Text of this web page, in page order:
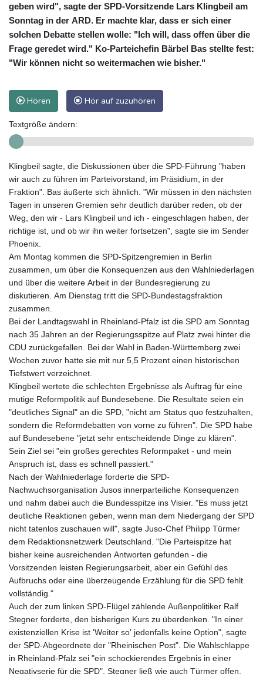
geben wird", sagte der SPD-Vorsitzende Lars Klingbeil am
Sonntag in der ARD. Er machte klar, dass er sich einer
solchen Debatte stellen wolle: "Ich will, dass offen über die
Frage geredet wird." Ko-Parteichefin Bärbel Bas stellte fest:
"Wir können nicht so weitermachen wie bisher."
Hören Hör auf zuzuhören
Textgröße ändern:
Klingbeil sagte, die Diskussionen über die SPD-Führung "haben
wir auch zu führen im Parteivorstand, im Präsidium, in der
Fraktion". Bas äußerte sich ähnlich. "Wir müssen in den nächsten
Tagen in unseren Gremien sehr deutlich darüber reden, ob der
Weg, den wir - Lars Klingbeil und ich - eingeschlagen haben, der
richtige ist, und ob wir ihn weiter fortsetzen", sagte sie im Sender
Phoenix.
Am Montag kommen die SPD-Spitzengremien in Berlin
zusammen, um über die Konsequenzen aus den Wahlniederlagen
und über die weitere Arbeit in der Bundesregierung zu
diskutieren. Am Dienstag tritt die SPD-Bundestagsfraktion
zusammen.
Bei der Landtagswahl in Rheinland-Pfalz ist die SPD am Sonntag
nach 35 Jahren an der Regierungsspitze auf Platz zwei hinter die
CDU zurückgefallen. Bei der Wahl in Baden-Württemberg zwei
Wochen zuvor hatte sie mit nur 5,5 Prozent einen historischen
Tiefstwert verzeichnet.
Klingbeil wertete die schlechten Ergebnisse als Auftrag für eine
mutige Reformpolitik auf Bundesebene. Die Resultate seien ein
"deutliches Signal" an die SPD, "nicht am Status quo festzuhalten,
sondern die Reformdebatten von vorne zu führen". Die SPD habe
auf Bundesebene "jetzt sehr entscheidende Dinge zu klären".
Sein Ziel sei "ein großes gerechtes Reformpaket - und mein
Anspruch ist, dass es schnell passiert."
Nach der Wahlniederlage forderte die SPD-
Nachwuchsorganisation Jusos innerparteiliche Konsequenzen
und nahm dabei auch die Bundesspitze ins Visier. "Es muss jetzt
deutliche Reaktionen geben, wenn man dem Niedergang der SPD
nicht tatenlos zuschauen will", sagte Juso-Chef Philipp Türmer
dem Redaktionsnetzwerk Deutschland. "Die Parteispitze hat
bisher keine ausreichenden Antworten gefunden - die
Vorsitzenden leisten Regierungsarbeit, aber ein Gefühl des
Aufbruchs oder eine überzeugende Erzählung für die SPD fehlt
vollständig."
Auch der zum linken SPD-Flügel zählende Außenpolitiker Ralf
Stegner forderte, den bisherigen Kurs zu überdenken. "In einer
existenziellen Krise ist 'Weiter so' jedenfalls keine Option", sagte
der SPD-Abgeordnete der "Rheinischen Post". Die Wahlschlappe
in Rheinland-Pfalz sei "ein schockierendes Ergebnis in einer
Negativserie für die SPD". Stegner ließ wie auch Türmer offen,